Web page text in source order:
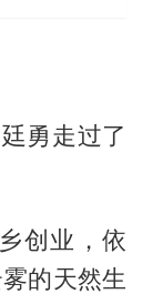
勇走过了
创业，依
的天然生